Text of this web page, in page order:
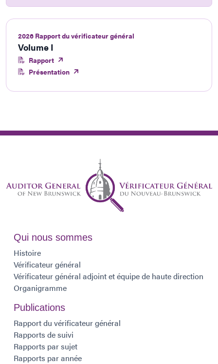
2026 Rapport du vérificateur général
Volume I
Rapport
Présentation
Qui nous sommes
Histoire
Vérificateur général
Vérificateur général adjoint et équipe de haute direction
Organigramme
Publications
Rapport du vérificateur général
Rapports de suivi
Rapports par sujet
Rapports par année